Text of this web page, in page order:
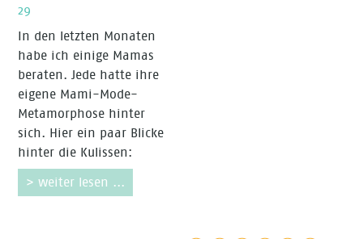
29
In den letzten Monaten
habe ich einige Mamas
beraten. Jede hatte ihre
eigene Mami-Mode-
Metamorphose hinter
sich. Hier ein paar Blicke
hinter die Kulissen:
> weiter lesen ...